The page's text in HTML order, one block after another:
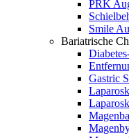
PRK
Smile
Bariatrische
Gastric